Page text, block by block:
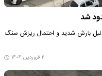
شد
بارش شدید و احتمال ریزش سنگ
۲ فروردین ۱۴۰۴